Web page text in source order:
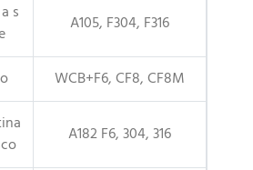
s
A105, F304, F316
WCB+F6, CF8, CF8M
A182 F6, 304, 316